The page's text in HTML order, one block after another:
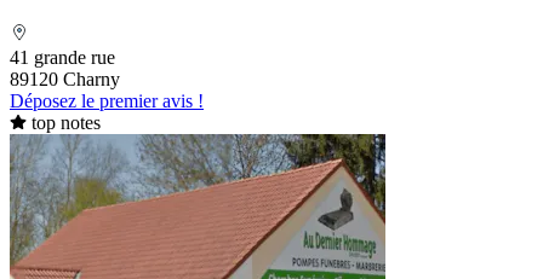
41 grande rue
89120 Charny
Déposez le premier avis !
top notes